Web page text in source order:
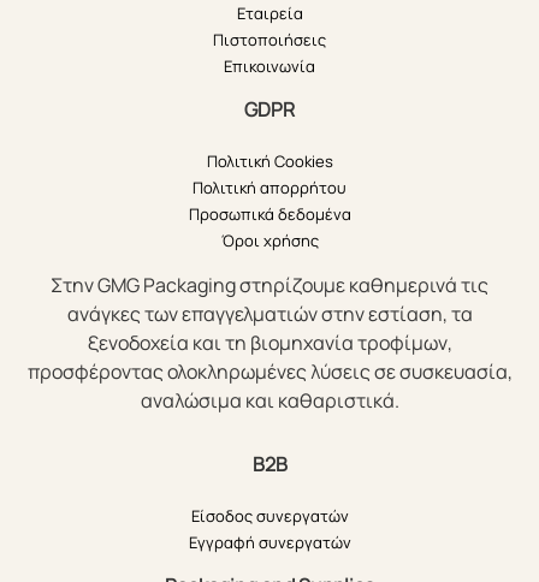
Εταιρεία
Πιστοποιήσεις
Επικοινωνία
GDPR
Πολιτική Cookies
Πολιτική απορρήτου
Προσωπικά δεδομένα
Όροι χρήσης
Στην GMG Packaging στηρίζουμε καθημερινά τις
ανάγκες των επαγγελματιών στην εστίαση, τα
ξενοδοχεία και τη βιομηχανία τροφίμων,
προσφέροντας ολοκληρωμένες λύσεις σε συσκευασία,
αναλώσιμα και καθαριστικά.
B2B
Είσοδος συνεργατών
Εγγραφή συνεργατών